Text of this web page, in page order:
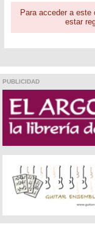
Para acceder a este
estar
PUBLICIDAD